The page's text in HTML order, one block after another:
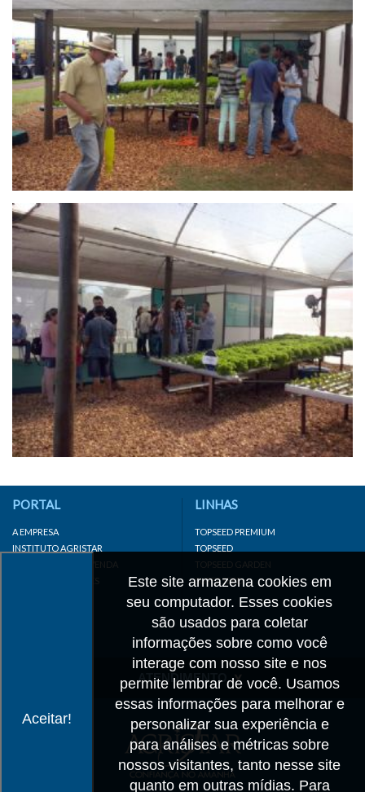
Aceitar!
Este site armazena cookies em
seu computador. Esses cookies
são usados para coletar
informações sobre como você
interage com nosso site e nos
permite lembrar de você. Usamos
essas informações para melhorar e
personalizar sua experiência e
para análises e métricas sobre
nossos visitantes, tanto nesse site
quanto em outras mídias. Para
PORTAL
A EMPRESA
INSTITUTO AGRISTAR
DISTRIBUIDOR/REVENDA
LINKS IMPORTANTES
LINHAS
TOPSEED PREMIUM
TOPSEED
TOPSEED GARDEN
SUPERSEED
ATENDIMENTO
TRABALHE CONOSCO